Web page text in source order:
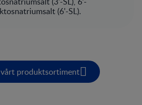
(6'-SL).
produktsortiment